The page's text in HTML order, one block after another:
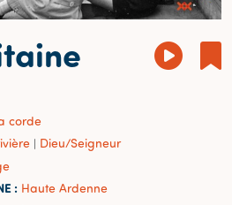
corde
| Dieu/Seigneur
: Haute Ardenne